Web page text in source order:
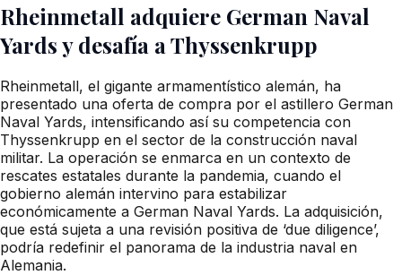
Rheinmetall adquiere German Naval
Yards y desafía a Thyssenkrupp
Rheinmetall, el gigante armamentístico alemán, ha
presentado una oferta de compra por el astillero German
Naval Yards, intensificando así su competencia con
Thyssenkrupp en el sector de la construcción naval
militar. La operación se enmarca en un contexto de
rescates estatales durante la pandemia, cuando el
gobierno alemán intervino para estabilizar
económicamente a German Naval Yards. La adquisición,
que está sujeta a una revisión positiva de ‘due diligence’,
podría redefinir el panorama de la industria naval en
Alemania.